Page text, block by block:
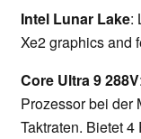
Intel Lunar Lake:
Xe2 graphics and
Core Ultra 9 288V
Prozessor bei der
Taktraten. Bietet